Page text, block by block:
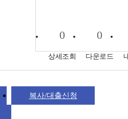
0
상세조회
0
다운로드
복사/대출신청